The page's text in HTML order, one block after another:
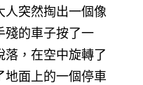
人突然掏出一個像
殘的車子按了一
落，在空中旋轉了
地面上的一個停車